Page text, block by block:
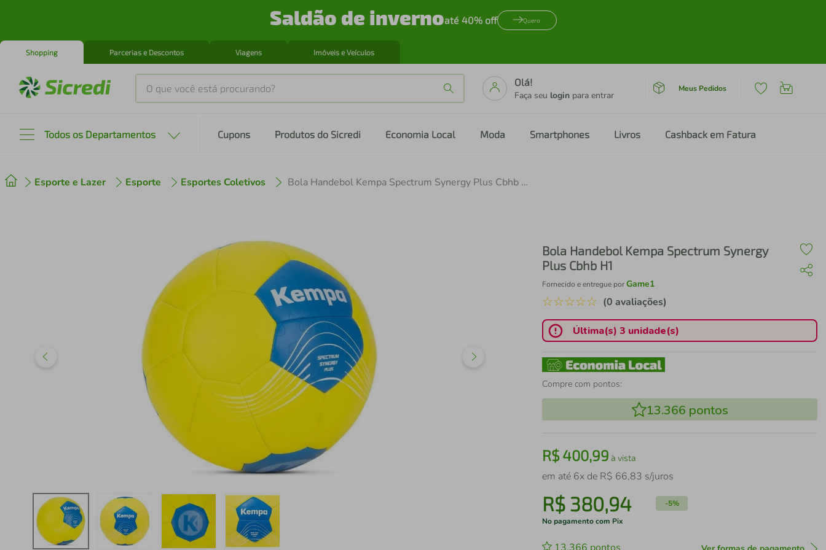
Saldão de invernoaté 40% off Quero
Shopping Parcerias e Descontos Viagens Imóveis e Veículos
O que você está procurando?
Olá!
Faça seu login para entrar
Meus Pedidos
Todos os Departamentos Cupons Produtos do Sicredi Economia Local Moda Smartphones Livros Cashback em Fatura
Esporte e Lazer Esporte Esportes Coletivos Bola Handebol Kempa Spectrum Synergy Plus Cbhb H1
Bola Handebol Kempa Spectrum Synergy
Plus Cbhb H1
Fornecido e entregue porGame1
☆☆☆☆☆ (0 avaliações)
Última(s) 3 unidade(s)
Compre com pontos:
13.366 pontos
R$400,99 à vista
em até 6x de R$ 66,83 s/juros
R$ 380,94 -5%
No pagamento com Pix
2 º cafeteira
iphone